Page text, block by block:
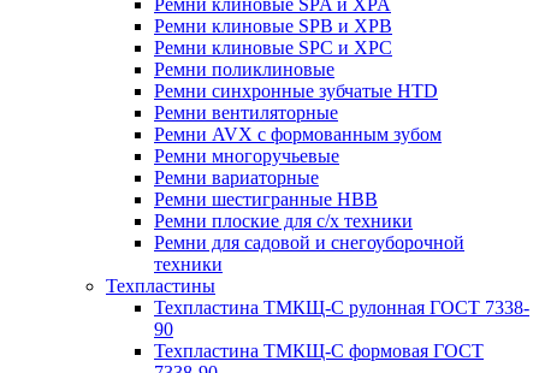
Ремни клиновые SPA и XPA
Ремни клиновые SPB и XPB
Ремни клиновые SPC и XPC
Ремни поликлиновые
Ремни синхронные зубчатые HTD
Ремни вентиляторные
Ремни AVX с формованным зубом
Ремни многоручьевые
Ремни вариаторные
Ремни шестигранные HBB
Ремни плоские для с/х техники
Ремни для садовой и снегоуборочной
техники
Техпластины
Техпластина ТМКЩ-С рулонная ГОСТ 7338-
90
Техпластина ТМКЩ-С формовая ГОСТ